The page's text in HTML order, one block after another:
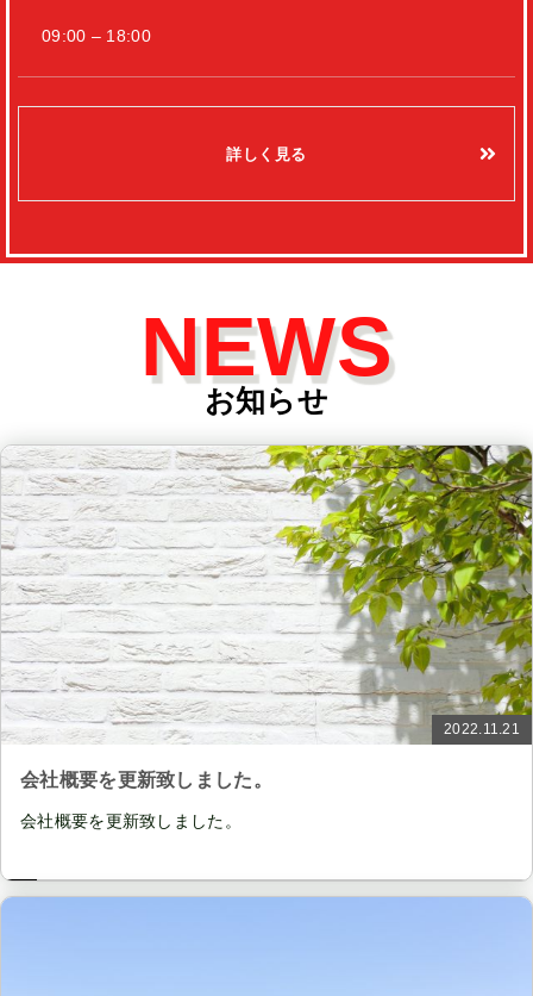
09:00 – 18:00
詳しく見る
NEWS
お知らせ
2022.11.21
会社概要を更新致しました。
会社概要を更新致しました。